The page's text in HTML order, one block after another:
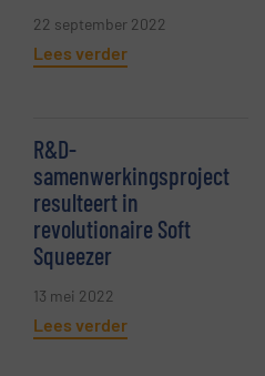
22 september 2022
Lees verder
R&D-
samenwerkingsproject
resulteert in
revolutionaire Soft
Squeezer
13 mei 2022
Lees verder